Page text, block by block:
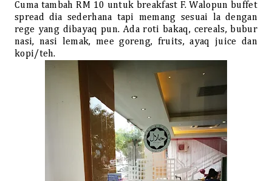
Cuma tambah RM 10 untuk breakfast F. Walopun buffet
spread dia sederhana tapi memang sesuai la dengan
rege yang dibayaq pun. Ada roti bakaq, cereals, bubur
nasi, nasi lemak, mee goreng, fruits, ayaq juice dan
kopi/teh.